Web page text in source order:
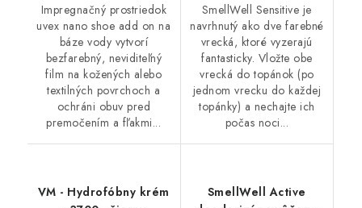
Impregnačný prostriedok
uvex nano shoe add on na
báze vody vytvorí
bezfarebný, neviditeľný
film na kožených alebo
textilných povrchoch a
ochráni obuv pred
premočením a fľakmi...
SmellWell Sensitive je
navrhnutý ako dve farebné
vrecká, ktoré vyzerajú
fantasticky. Vložte obe
vrecká do topánok (po
jednom vrecku do každej
topánky) a nechajte ich
počas noci...
VM - Hydrofóbny krém
SmellWell Active